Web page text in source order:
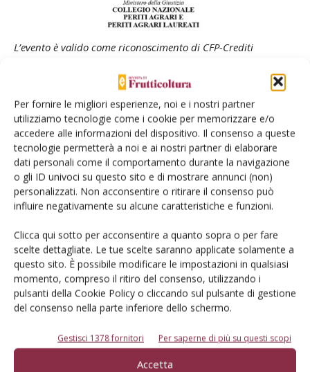
Per fornire le migliori esperienze, noi e i nostri partner
utilizziamo tecnologie come i cookie per memorizzare e/o
accedere alle informazioni del dispositivo. Il consenso a queste
tecnologie permetterà a noi e ai nostri partner di elaborare
dati personali come il comportamento durante la navigazione
o gli ID univoci su questo sito e di mostrare annunci (non)
personalizzati. Non acconsentire o ritirare il consenso può
influire negativamente su alcune caratteristiche e funzioni.
Clicca qui sotto per acconsentire a quanto sopra o per fare
scelte dettagliate. Le tue scelte saranno applicate solamente a
questo sito. È possibile modificare le impostazioni in qualsiasi
momento, compreso il ritiro del consenso, utilizzando i
pulsanti della Cookie Policy o cliccando sul pulsante di gestione
del consenso nella parte inferiore dello schermo.
Gestisci 1378 fornitori Per saperne di più su questi scopi
Accetta
L’evento è valido come riconoscimento di CFP-Crediti
Periti Agrari e Periti Agrari laureati
ISCRIVITI QUI
Facebook Twitter